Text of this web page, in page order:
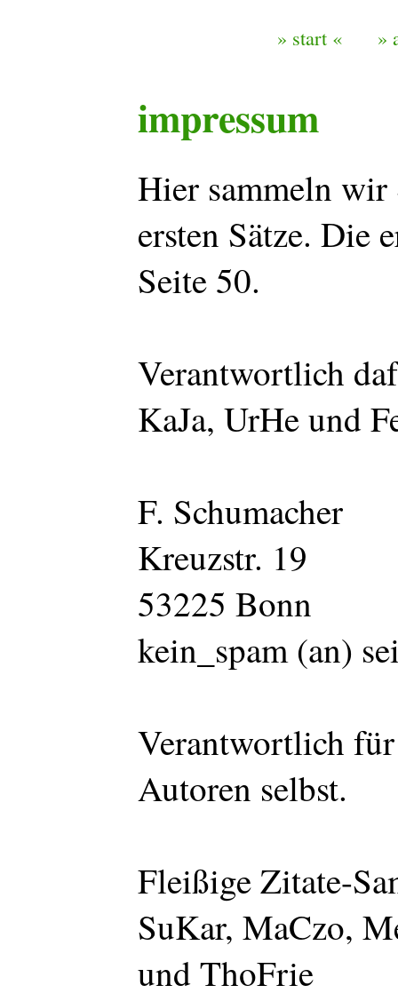
» start « »
impressum
Hier sammeln wir
ersten Sätze. Die
Seite 50.
Verantwortlich
KaJa, UrHe und
F. Schumacher
Kreuzstr. 19
53225 Bonn
kein_spam (an)
Verantwortlich
Autoren selbst.
Fleißige Zitate-
SuKar, MaCzo,
und ThoFrie